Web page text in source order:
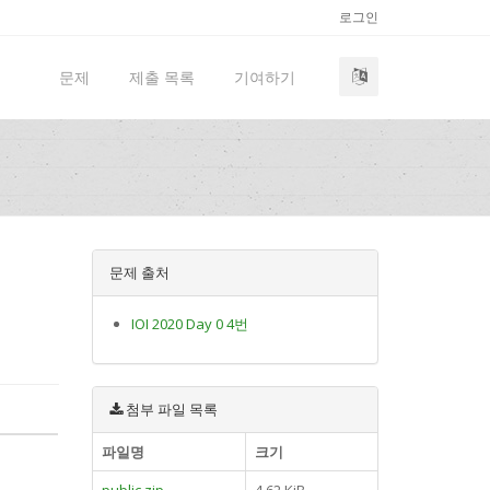
로그인
문제 제출 목록 기여하기
문제 출처
IOI 2020 Day 0 4번
첨부 파일 목록
파일명
크기